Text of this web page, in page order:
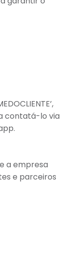
contatá-lo via
a empresa
e parceiros